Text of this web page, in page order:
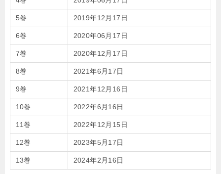
5巻 2019年12月17日
6巻 2020年06月17日
7巻 2020年12月17日
8巻 2021年6月17日
9巻 2021年12月16日
10巻 2022年6月16日
11巻 2022年12月15日
12巻 2023年5月17日
13巻 2024年2月16日